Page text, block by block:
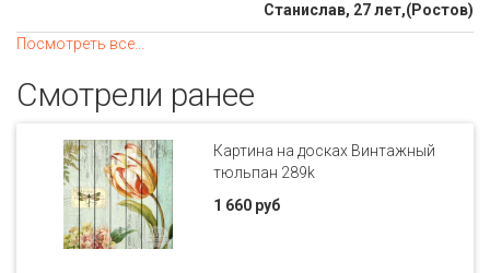
Станислав, 27 лет,(Ростов)
Посмотреть все...
Смотрели ранее
Картина на досках Винтажный
тюльпан 289k
1 660 руб